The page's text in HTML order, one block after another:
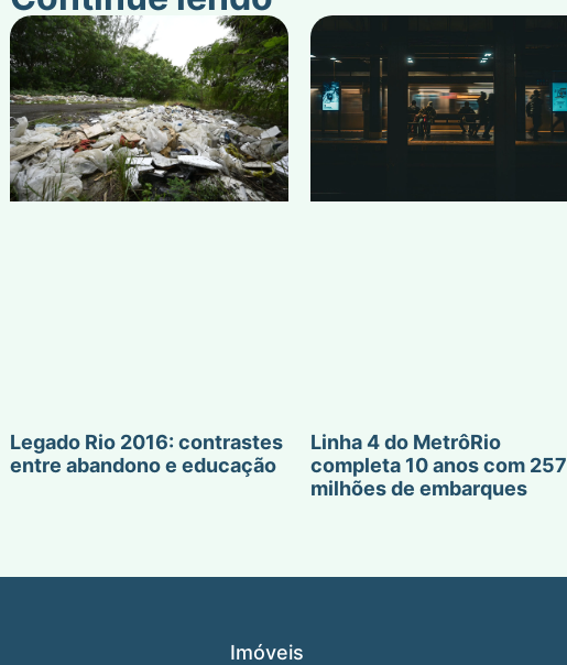
Legado Rio 2016: contrastes
entre abandono e educação
Linha 4 do MetrôRio
completa 10 anos com 257
milhões de embarques
Imóveis